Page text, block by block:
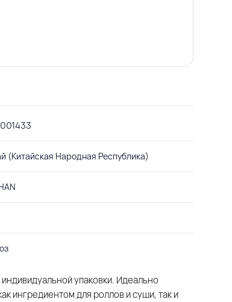
(Китайская Народная Республика)
индивидуальной упаковки. Идеально
ингредиентом для роллов и суши, так и